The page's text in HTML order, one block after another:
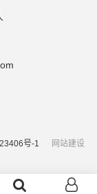
号-1 网站建设